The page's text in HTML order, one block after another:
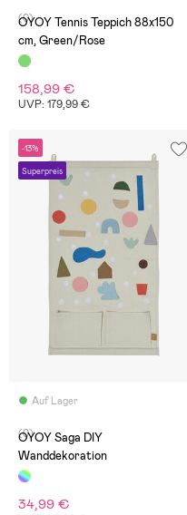
(0)
OYOY Tennis Teppich 88x150
cm, Green/Rose
158,99 €
UVP: 179,99 €
-13%
Superpreis
Auf Lager
(0)
OYOY Saga DIY
Wanddekoration
34,99 €